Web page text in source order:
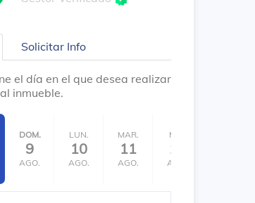
Solicitar Info
el día en el que desea realizar
inmueble.
DOM.
9
AGO.
LUN.
10
AGO.
MAR.
11
AGO.
MIÉ.
12
AGO.